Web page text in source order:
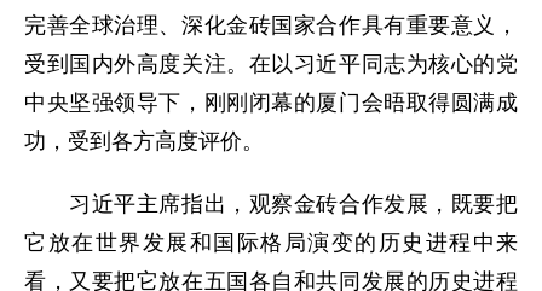
完善全球治理、深化金砖国家合作具有重要意义，
受到国内外高度关注。在以习近平同志为核心的党
中央坚强领导下，刚刚闭幕的厦门会晤取得圆满成
功，受到各方高度评价。
习近平主席指出，观察金砖合作发展，既要把
它放在世界发展和国际格局演变的历史进程中来
看，又要把它放在五国各自和共同发展的历史进程